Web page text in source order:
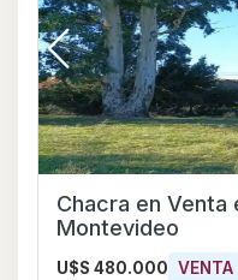
Chacra en Venta en Punta Rieles,
Montevideo
U$S 480.000 VENTA